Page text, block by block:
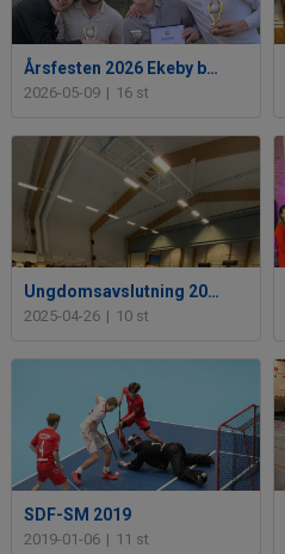
Årsfesten 2026 Ekeby bygdegård
2026-05-09 | 16 st
Ungdomsavslutning 2025
2025-04-26 | 10 st
SDF-SM 2019
2019-01-06 | 11 st